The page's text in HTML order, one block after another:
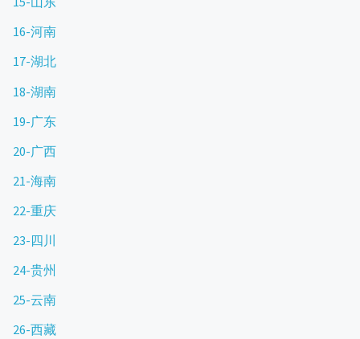
16-河南
17-湖北
18-湖南
19-广东
20-广西
21-海南
22-重庆
23-四川
24-贵州
25-云南
26-西藏